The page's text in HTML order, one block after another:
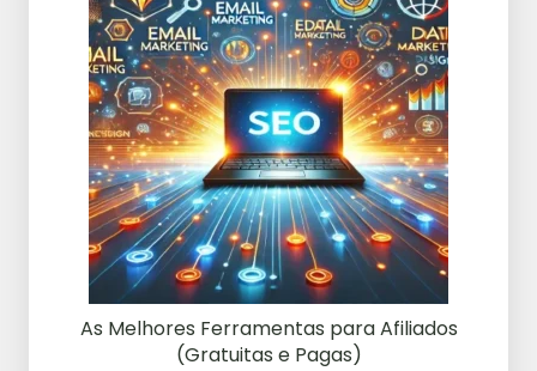
As Melhores Ferramentas para Afiliados
(Gratuitas e Pagas)